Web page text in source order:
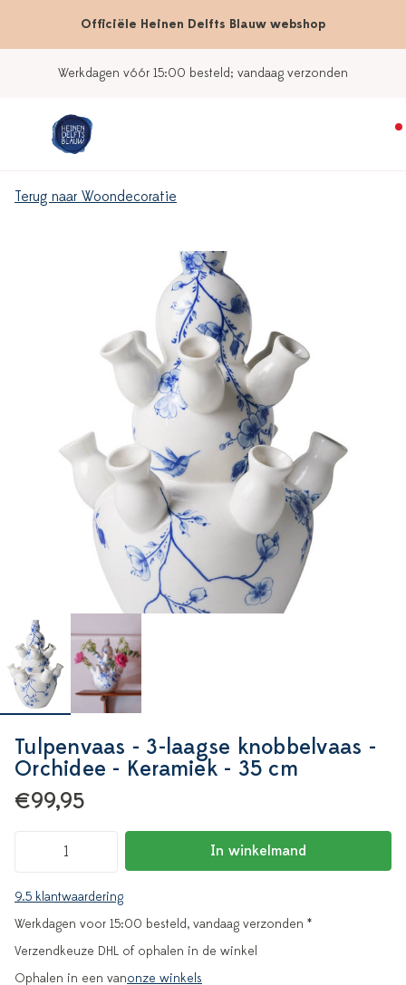
Officiële Heinen Delfts Blauw webshop
Werkdagen vóór 15:00 besteld; vandaag verzonden
Terug naar Woondecoratie
Tulpenvaas - 3-laagse knobbelvaas -
Orchidee - Keramiek - 35 cm
€99,95
In winkelmand
9.5 klantwaardering
Werkdagen voor 15:00 besteld, vandaag verzonden *
Verzendkeuze DHL of ophalen in de winkel
Ophalen in een vanonze winkels